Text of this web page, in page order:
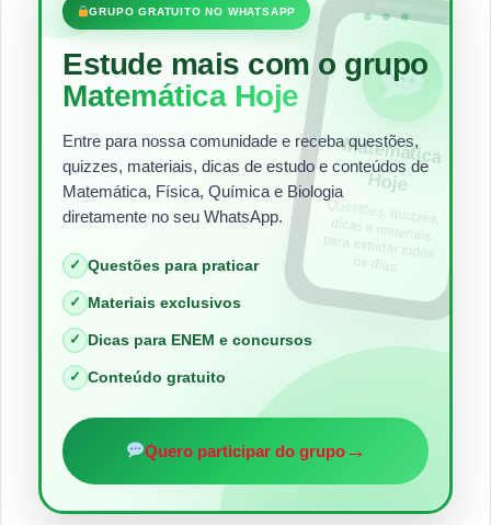
•••
GRUPO GRATUITO NO WHATSAPP
Estude mais com o grupo
Matemática Hoje
Entre para nossa comunidade e receba questões,
quizzes, materiais, dicas de estudo e conteúdos de
Matemática, Física, Química e Biologia
diretamente no seu WhatsApp.
✓ Questões para praticar
✓ Materiais exclusivos
✓ Dicas para ENEM e concursos
✓ Conteúdo gratuito
Quero participar do grupo→
Matem
ática
Hoje
Questões, quizzes,
dicas e materiais
para estudar todos
os dias.